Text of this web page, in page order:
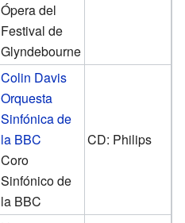
Ópera del
Festival de
Glyndebourne
Colin Davis
Orquesta
Sinfónica de
la BBC
Coro
Sinfónico de
la BBC
CD: Philips